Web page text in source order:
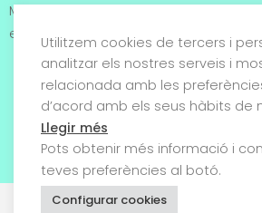
Metges de Tarragona. Tots
els drets reservats
Utilitzem cookies de tercers i
analitzar els nostres serveis i
relacionada amb les
d’acord amb els seus hàbits de
Llegir més
Pots obtenir més informació i
teves preferències al botó.
Configurar cookies